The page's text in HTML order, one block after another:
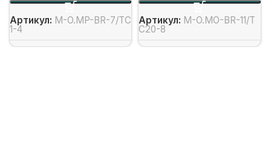
Артикул: M-O.MP-BR-7/ТС
1-4
Артикул: M-O.MO-BR-11/Т
С20-8